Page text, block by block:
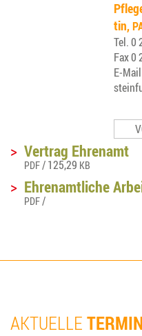
tin,
Tel.0
Fax0
E‑Mail
> Ver­trag Ehrenamt
PDF/ 125,29 KB
> Ehren­amt­li­che
PDF/
AKTUELLE